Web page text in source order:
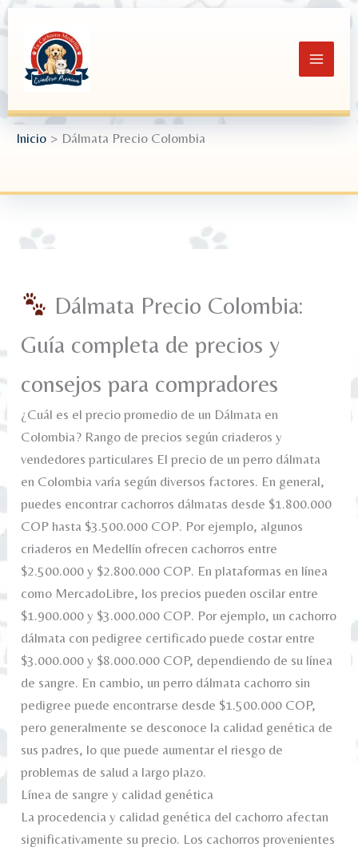
Ir
contenido
Inicio Dálmata Precio Colombia
Dálmata Precio Colombia:
Guía completa de precios y
consejos para compradores
¿Cuál es el precio promedio de un Dálmata en
Colombia? Rango de precios según criaderos y
vendedores particulares El precio de un perro dálmata
en Colombia varía según diversos factores. En general,
puedes encontrar cachorros dálmatas desde $1.800.000
COP hasta $3.500.000 COP. Por ejemplo, algunos
criaderos en Medellín ofrecen cachorros entre
$2.500.000 y $2.800.000 COP. En plataformas en línea
como MercadoLibre, los precios pueden oscilar entre
$1.900.000 y $3.000.000 COP. Por ejemplo, un cachorro
dálmata con pedigree certificado puede costar entre
$3.000.000 y $8.000.000 COP, dependiendo de su línea
de sangre. En cambio, un perro dálmata cachorro sin
pedigree puede encontrarse desde $1.500.000 COP,
pero generalmente se desconoce la calidad genética de
sus padres, lo que puede aumentar el riesgo de
problemas de salud a largo plazo.
Línea de sangre y calidad genética
La procedencia y calidad genética del cachorro afectan
significativamente su precio. Los cachorros provenientes